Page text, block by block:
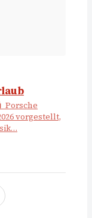
Porsche
vorgestellt,